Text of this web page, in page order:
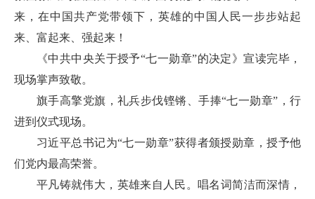
来，在中国共产党带领下，英雄的中国人民一步步站起
来、富起来、强起来！
《中共中央关于授予“七一勋章”的决定》宣读完毕，
现场掌声致敬。
旗手高擎党旗，礼兵步伐铿锵、手捧“七一勋章”，行
进到仪式现场。
习近平总书记为“七一勋章”获得者颁授勋章，授予他
们党内最高荣誉。
平凡铸就伟大，英雄来自人民。唱名词简洁而深情，